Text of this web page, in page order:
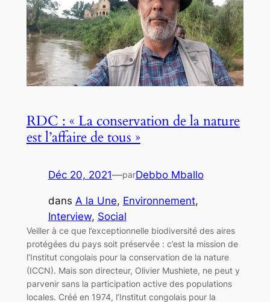
RDC : « La conservation de la nature
est l’affaire de tous »
Déc 20, 2021—parDebbo Mballo
dans A la Une, Environnement
Interview, Social
Veiller à ce que l’exceptionnelle biodiversité des aires
protégées du pays soit préservée : c’est la mission de
l’Institut congolais pour la conservation de la nature
(ICCN). Mais son directeur, Olivier Mushiete, ne peut y
parvenir sans la participation active des populations
locales. Créé en 1974, l’Institut congolais pour la